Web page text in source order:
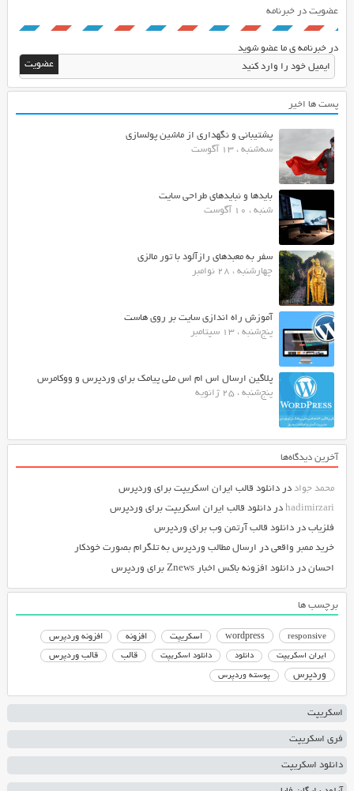
عضویت در خبرنامه
در خبرنامه ی ما عضو شوید
پست ها اخیر
پشتیبانی و نگهداری از ماشین پولسازی
سه‌شنبه ، 13 آگوست
بایدها و نبایدهای طراحی سایت
شنبه ، 10 آگوست
سفر به معبدهای رازآلود با تور مالزی
چهارشنبه ، 28 نوامبر
آموزش راه اندازی سایت بر روی هاست
پنج‌شنبه ، 13 سپتامبر
پلاگین ارسال اس ام اس ملی پیامک برای وردپرس و ووکامرس
پنج‌شنبه ، 25 ژانویه
آخرین دیدگاه‌ها
محمد جواددر دانلود قالب ایران اسکریپت برای وردپرس
hadimirzariدر دانلود قالب ایران اسکریپت برای وردپرس
فلزیابدر دانلود قالب آرتمن وب برای وردپرس
خرید ممبر واقعیدر ارسال مطالب وردپرس به تلگرام بصورت خودکار
احساندر دانلود افزونه باکس اخبار Znews برای وردپرس
برچسب ها
responsive
wordpress اسکریپت افزونه افزونه وردپرس
ایران اسکریپت دانلود دانلود اسکریپت قالب قالب وردپرس
وردپرس پوسته وردپرس
اسکریپت
فری اسکریپت
دانلود اسکریپت